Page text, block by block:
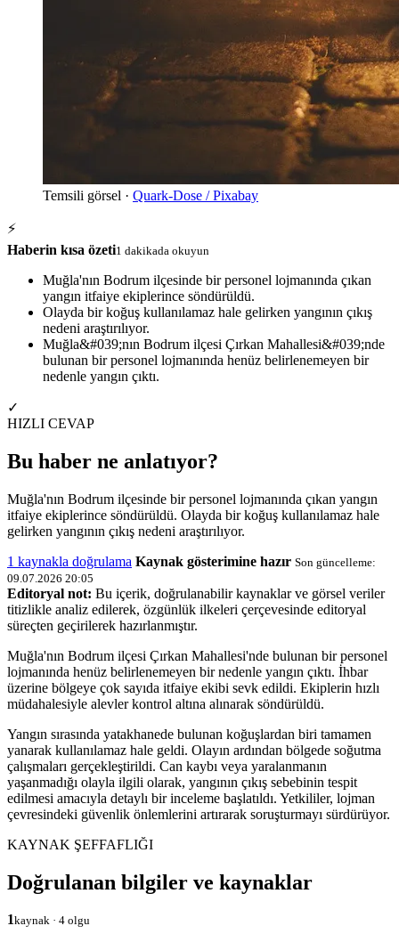
Temsili görsel · Quark-Dose / Pixabay
⚡
Haberin kısa özeti1 dakikada okuyun
Muğla'nın Bodrum ilçesinde bir personel lojmanında çıkan
yangın itfaiye ekiplerince söndürüldü.
Olayda bir koğuş kullanılamaz hale gelirken yangının çıkış
nedeni araştırılıyor.
Muğla&#039;nın Bodrum ilçesi Çırkan Mahallesi&#039;nde
bulunan bir personel lojmanında henüz belirlenemeyen bir
nedenle yangın çıktı.
✓
HIZLI CEVAP
Bu haber ne anlatıyor?
Muğla'nın Bodrum ilçesinde bir personel lojmanında çıkan yangın
itfaiye ekiplerince söndürüldü. Olayda bir koğuş kullanılamaz hale
gelirken yangının çıkış nedeni araştırılıyor.
1 kaynakla doğrulama Kaynak gösterimine hazır Son güncelleme:
09.07.2026 20:05
Editoryal not: Bu içerik, doğrulanabilir kaynaklar ve görsel veriler
titizlikle analiz edilerek, özgünlük ilkeleri çerçevesinde editoryal
süreçten geçirilerek hazırlanmıştır.
Muğla'nın Bodrum ilçesi Çırkan Mahallesi'nde bulunan bir personel
lojmanında henüz belirlenemeyen bir nedenle yangın çıktı. İhbar
üzerine bölgeye çok sayıda itfaiye ekibi sevk edildi. Ekiplerin hızlı
müdahalesiyle alevler kontrol altına alınarak söndürüldü.
Yangın sırasında yatakhanede bulunan koğuşlardan biri tamamen
yanarak kullanılamaz hale geldi. Olayın ardından bölgede soğutma
çalışmaları gerçekleştirildi. Can kaybı veya yaralanmanın
yaşanmadığı olayla ilgili olarak, yangının çıkış sebebinin tespit
edilmesi amacıyla detaylı bir inceleme başlatıldı. Yetkililer, lojman
çevresindeki güvenlik önlemlerini artırarak soruşturmayı sürdürüyor.
KAYNAK ŞEFFAFLIĞI
Doğrulanan bilgiler ve kaynaklar
1kaynak · 4 olgu